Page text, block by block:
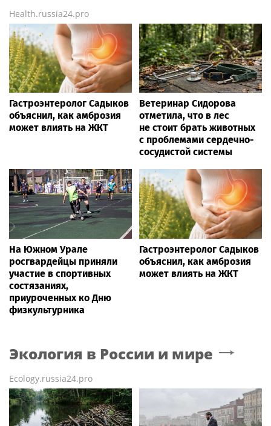
Health.russia24.pro
Гастроэнтеролог Садыков
объяснил, как амброзия
может влиять на ЖКТ
Ветеринар Сидорова
отметила, что в лес
не стоит брать животных
с проблемами сердечно-
сосудистой системы
На Южном Урале
росгвардейцы приняли
участие в спортивных
состязаниях,
приуроченных ко Дню
физкультурника
Гастроэнтеролог Садыков
объяснил, как амброзия
может влиять на ЖКТ
Экология в России и мире
Ecology.russia24.pro